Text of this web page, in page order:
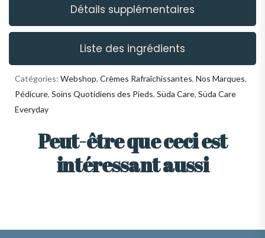
Détails supplémentaires
Liste des ingrédients
Catégories: Webshop, Crèmes Rafraîchissantes, Nos Marques,
Pédicure, Soins Quotidiens des Pieds, Süda Care, Süda Care
Everyday
Peut-être que ceci est
intéressant aussi